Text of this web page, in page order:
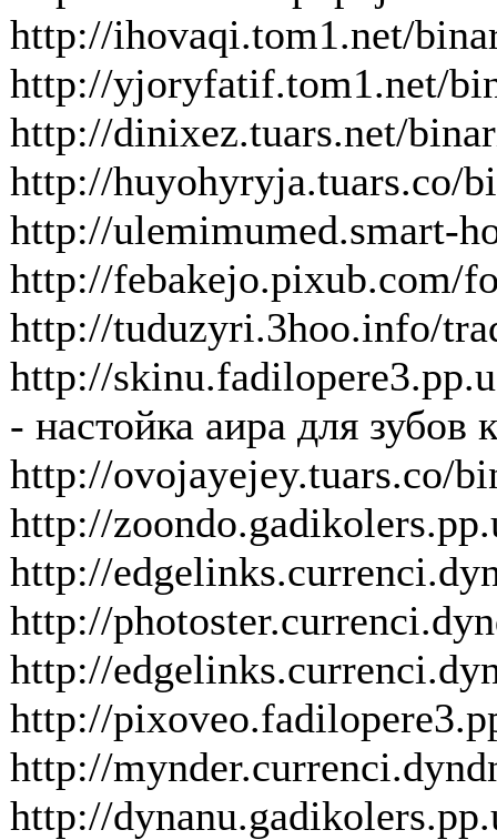
http://ihovaqi.tom1.net/
http://yjoryfatif.tom1.net/
http://dinixez.tuars.net/
http://huyohyryja.tuars.co/
http://ulemimumed.smart-
http://febakejo.pixub.com/
http://tuduzyri.3hoo.info/
http://
- настойка аира для зубов
http://ovojayejey.tuars.co/
http://
http://
http://
http://
http://
http://
http://